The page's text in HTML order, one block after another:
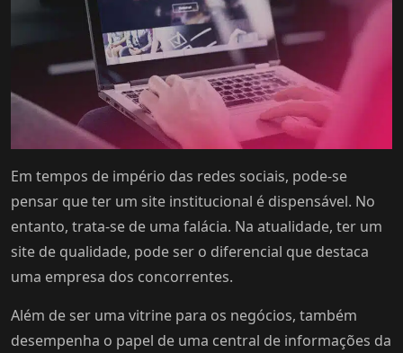
Em tempos de império das redes sociais, pode-se
pensar que ter um site institucional é dispensável. No
entanto, trata-se de uma falácia. Na atualidade, ter um
site de qualidade, pode ser o diferencial que destaca
uma empresa dos concorrentes.
Além de ser uma vitrine para os negócios, também
desempenha o papel de uma central de informações da